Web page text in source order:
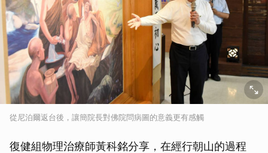
從尼泊爾返台後，讓簡院長對佛院問病圖的意義更有感觸
復健組物理治療師黃科銘分享，在經行朝山的過程